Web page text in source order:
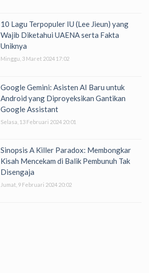
10 Lagu Terpopuler IU (Lee Jieun) yang
Wajib Diketahui UAENA serta Fakta
Uniknya
Minggu, 3 Maret 2024 17:02
Google Gemini: Asisten AI Baru untuk
Android yang Diproyeksikan Gantikan
Google Assistant
Selasa, 13 Februari 2024 20:01
Sinopsis A Killer Paradox: Membongkar
Kisah Mencekam di Balik Pembunuh Tak
Disengaja
Jumat, 9 Februari 2024 20:02